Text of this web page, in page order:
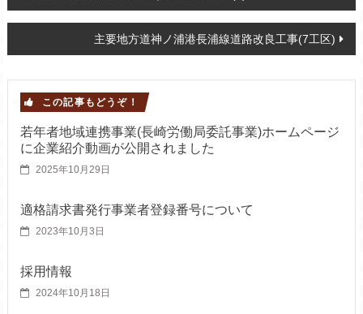
主要地方道神ノ浦港長浦線道路改良工事(7工区)
この記事もどうぞ！
若年者地域連携事業(長崎労働局委託事業)ホームページ
に企業紹介動画が公開されました
2025年10月29日
適格請求書発行事業者登録番号について
2023年10月3日
採用情報
2024年10月18日